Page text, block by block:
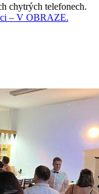
chytrých telefonech.
– V OBRAZE.